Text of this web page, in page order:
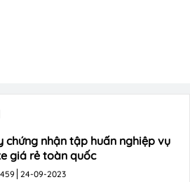
chứng nhận tập huấn nghiệp vụ
giá rẻ toàn quốc
24-09-2023